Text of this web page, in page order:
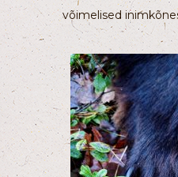
võimelised